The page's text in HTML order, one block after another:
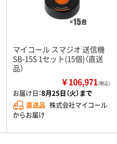
マイコール スマジオ 送信機
SB-15S 1セット(15個)（直送
品）
￥106,971（税込）
お届け日：8月25日（火）まで
直送品 株式会社マイコール
からお届け